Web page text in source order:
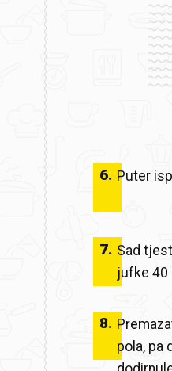
6. Puter
7. Sad
jufke 40
8.
pola, pa